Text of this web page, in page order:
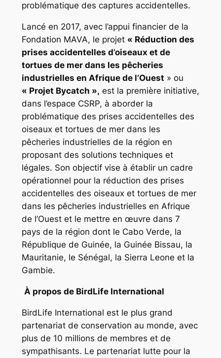
problématique des captures accidentelles.
Lancé en 2017, avec l’appui financier de la
Fondation MAVA, le projet « Réduction des
prises accidentelles d’oiseaux et de
tortues de mer dans les pêcheries
industrielles en Afrique de l’Ouest » ou
« Projet Bycatch », est la première initiative,
dans l’espace CSRP, à aborder la
problématique des prises accidentelles des
oiseaux et tortues de mer dans les
pêcheries industrielles de la région en
proposant des solutions techniques et
légales. Son objectif vise à établir un cadre
opérationnel pour la réduction des prises
accidentelles des oiseaux et tortues de mer
dans les pêcheries industrielles en Afrique
de l’Ouest et le mettre en œuvre dans 7
pays de la région dont le Cabo Verde, la
République de Guinée, la Guinée Bissau, la
Mauritanie, le Sénégal, la Sierra Leone et la
Gambie.
À propos de BirdLife International
BirdLife International est le plus grand
partenariat de conservation au monde, avec
plus de 10 millions de membres et de
sympathisants. Le partenariat lutte pour la